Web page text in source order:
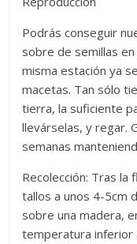
Podrás conseguir
sobre de semillas
misma estación ya
macetas. Tan sólo
tierra, la suficiente
llevárselas, y regar.
semanas
Recolección: Tras
tallos a unos 4-5cm
sobre una madera,
temperatura inferior